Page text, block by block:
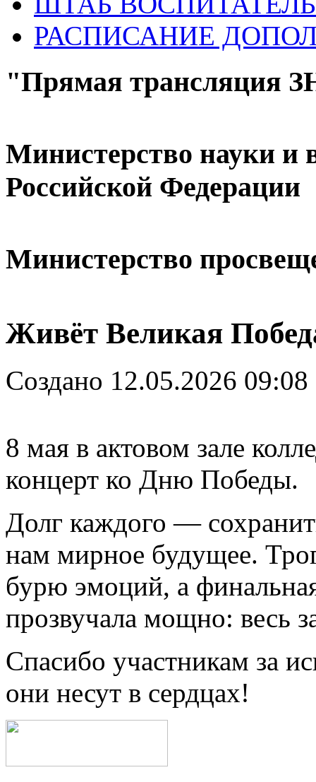
РАСПИСАНИЕ
"Прямая трансляция
Министерство науки и
Российской Федерации
Министерство
Живёт Великая
Создано 12.05.2026 09:08
8 мая в актовом зале
концерт ко Дню Победы.
Долг каждого —
нам мирное будущее.
бурю эмоций, а
прозвучала мощно: весь
Спасибо участникам за
они несут в сердцах!